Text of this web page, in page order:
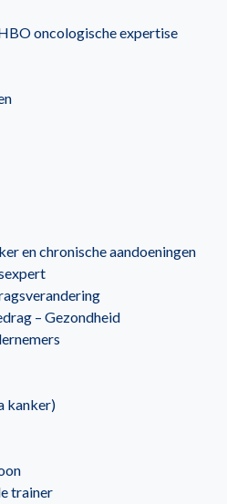
oncologische expertise
en chronische aandoeningen
– Gezondheid
kanker)
trainer